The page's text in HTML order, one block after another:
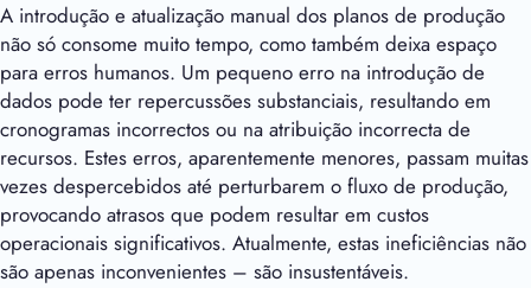
A introdução e atualização manual dos planos de produção
não só consome muito tempo, como também deixa espaço
para erros humanos. Um pequeno erro na introdução de
dados pode ter repercussões substanciais, resultando em
cronogramas incorrectos ou na atribuição incorrecta de
recursos. Estes erros, aparentemente menores, passam muitas
vezes despercebidos até perturbarem o fluxo de produção,
provocando atrasos que podem resultar em custos
operacionais significativos. Atualmente, estas ineficiências não
são apenas inconvenientes – são insustentáveis.